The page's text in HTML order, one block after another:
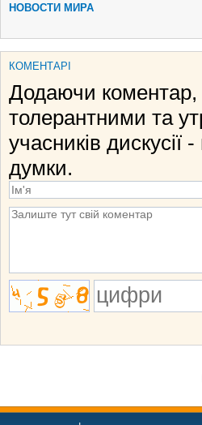
НОВОСТИ МИРА
КОМЕНТАРІ
Додаючи коментар,
толерантними та
учасників дискусії
думки.